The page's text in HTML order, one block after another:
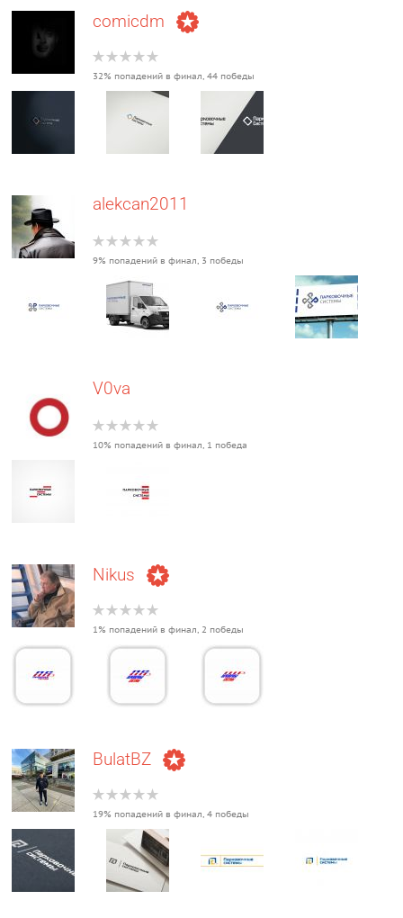
comicdm
32% попадений в финал, 44 победы
alekcan2011
9% попадений в финал, 3 победы
V0va
10% попадений в финал, 1 победа
Nikus
1% попадений в финал, 2 победы
BulatBZ
19% попадений в финал, 4 победы